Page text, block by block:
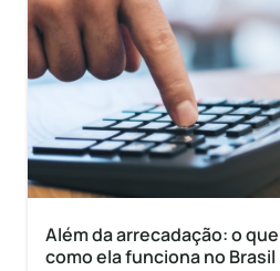
Além da arrecadação: o
como ela funciona no Brasil